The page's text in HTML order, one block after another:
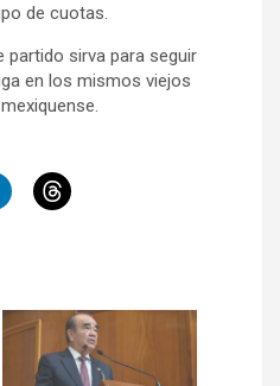
de cuotas.
partido sirva para seguir
en los mismos viejos